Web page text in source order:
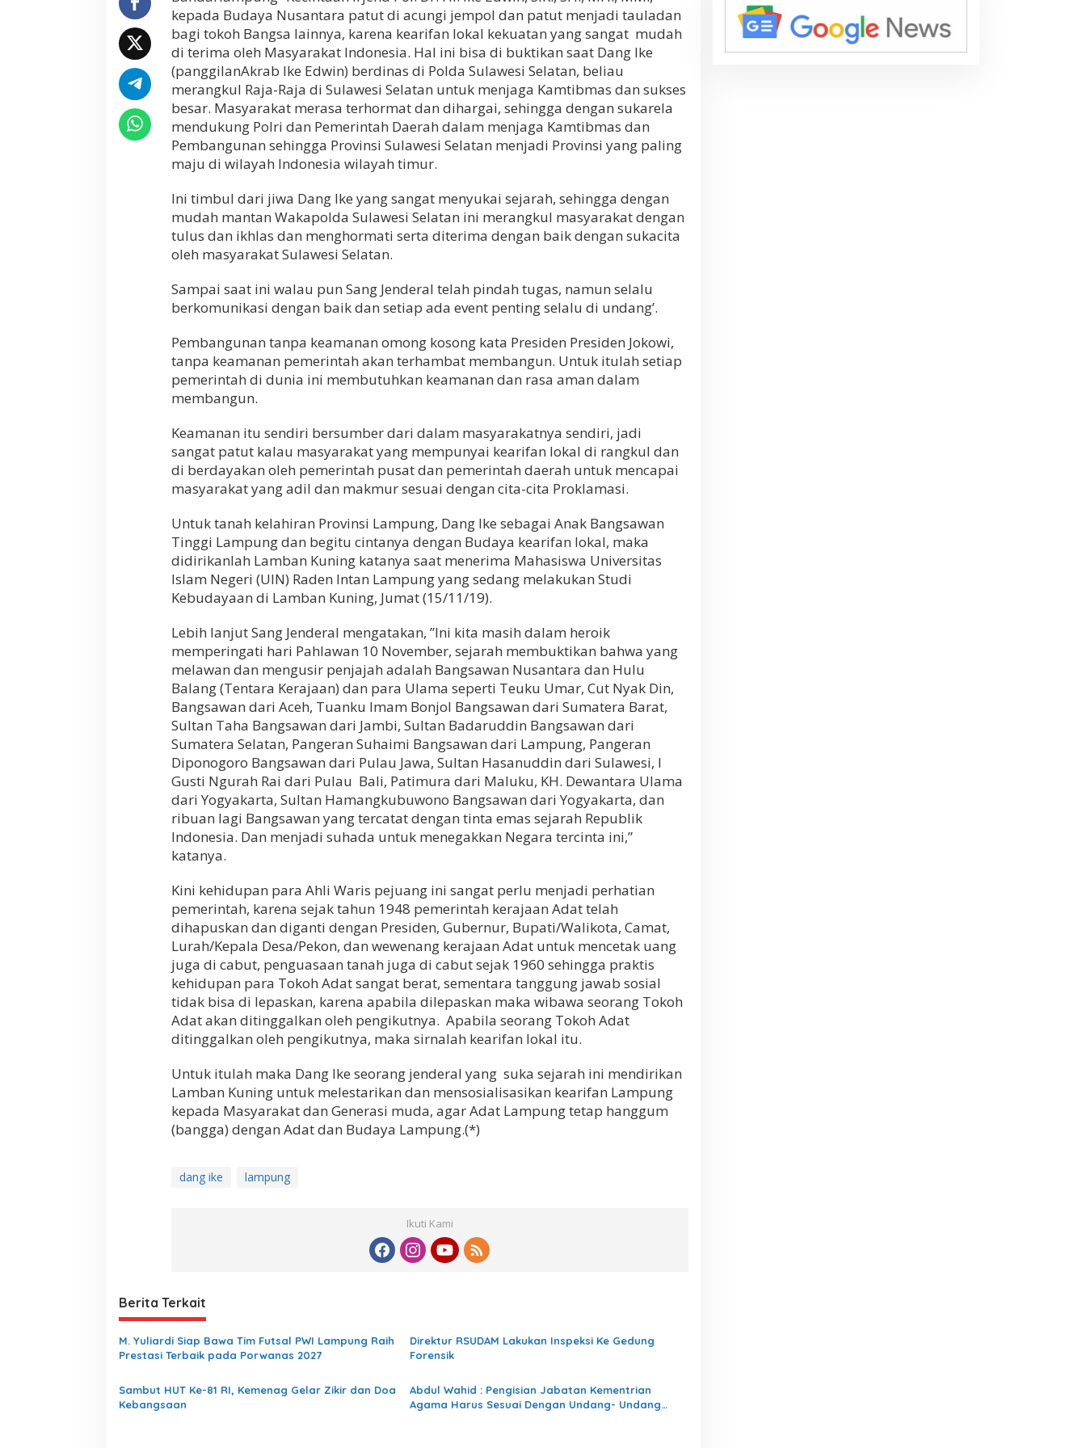
kepada Budaya Nusantara patut di acungi jempol dan patut menjadi tauladan
bagi tokoh Bangsa lainnya, karena kearifan lokal kekuatan yang sangat mudah
di terima oleh Masyarakat Indonesia. Hal ini bisa di buktikan saat Dang Ike
(panggilanAkrab lke Edwin) berdinas di Polda Sulawesi Selatan, beliau
merangkul Raja-Raja di Sulawesi Selatan untuk menjaga Kamtibmas dan sukses
besar. Masyarakat merasa terhormat dan dihargai, sehingga dengan sukarela
mendukung Polri dan Pemerintah Daerah dalam menjaga Kamtibmas dan
Pembangunan sehingga Provinsi Sulawesi Selatan menjadi Provinsi yang paling
maju di wilayah Indonesia wilayah timur.
Ini timbul dari jiwa Dang Ike yang sangat menyukai sejarah, sehingga dengan
mudah mantan Wakapolda Sulawesi Selatan ini merangkul masyarakat dengan
tulus dan ikhlas dan menghormati serta diterima dengan baik dengan sukacita
oleh masyarakat Sulawesi Selatan.
Sampai saat ini walau pun Sang Jenderal telah pindah tugas, namun selalu
berkomunikasi dengan baik dan setiap ada event penting selalu di undang’.
Pembangunan tanpa keamanan omong kosong kata Presiden Presiden Jokowi,
tanpa keamanan pemerintah akan terhambat membangun. Untuk itulah setiap
pemerintah di dunia ini membutuhkan keamanan dan rasa aman dalam
membangun.
Keamanan itu sendiri bersumber dari dalam masyarakatnya sendiri, jadi
sangat patut kalau masyarakat yang mempunyai kearifan lokal di rangkul dan
di berdayakan oleh pemerintah pusat dan pemerintah daerah untuk mencapai
masyarakat yang adil dan makmur sesuai dengan cita-cita Proklamasi.
Untuk tanah kelahiran Provinsi Lampung, Dang Ike sebagai Anak Bangsawan
Tinggi Lampung dan begitu cintanya dengan Budaya kearifan lokal, maka
didirikanlah Lamban Kuning katanya saat menerima Mahasiswa Universitas
lslam Negeri (UIN) Raden Intan Lampung yang sedang melakukan Studi
Kebudayaan di Lamban Kuning, Jumat (15/11/19).
Lebih lanjut Sang Jenderal mengatakan, ”Ini kita masih dalam heroik
memperingati hari Pahlawan 10 November, sejarah membuktikan bahwa yang
melawan dan mengusir penjajah adalah Bangsawan Nusantara dan Hulu
Balang (Tentara Kerajaan) dan para Ulama seperti Teuku Umar, Cut Nyak Din,
Bangsawan dari Aceh, Tuanku lmam Bonjol Bangsawan dari Sumatera Barat,
Sultan Taha Bangsawan dari Jambi, Sultan Badaruddin Bangsawan dari
Sumatera Selatan, Pangeran Suhaimi Bangsawan dari Lampung, Pangeran
Diponogoro Bangsawan dari Pulau Jawa, Sultan Hasanuddin dari Sulawesi, l
Gusti Ngurah Rai dari Pulau Bali, Patimura dari Maluku, KH. Dewantara Ulama
dari Yogyakarta, Sultan Hamangkubuwono Bangsawan dari Yogyakarta, dan
ribuan lagi Bangsawan yang tercatat dengan tinta emas sejarah Republik
Indonesia. Dan menjadi suhada untuk menegakkan Negara tercinta ini,”
katanya.
Kini kehidupan para Ahli Waris pejuang ini sangat perlu menjadi perhatian
pemerintah, karena sejak tahun 1948 pemerintah kerajaan Adat telah
dihapuskan dan diganti dengan Presiden, Gubernur, Bupati/Walikota, Camat,
Lurah/Kepala Desa/Pekon, dan wewenang kerajaan Adat untuk mencetak uang
juga di cabut, penguasaan tanah juga di cabut sejak 1960 sehingga praktis
kehidupan para Tokoh Adat sangat berat, sementara tanggung jawab sosial
tidak bisa di lepaskan, karena apabila dilepaskan maka wibawa seorang Tokoh
Adat akan ditinggalkan oleh pengikutnya. Apabila seorang Tokoh Adat
ditinggalkan oleh pengikutnya, maka sirnalah kearifan lokal itu.
Untuk itulah maka Dang Ike seorang jenderal yang suka sejarah ini mendirikan
Lamban Kuning untuk melestarikan dan mensosialisasikan kearifan Lampung
kepada Masyarakat dan Generasi muda, agar Adat Lampung tetap hanggum
(bangga) dengan Adat dan Budaya Lampung.(*)
dang ike lampung
Ikuti Kami
Berita Terkait
M. Yuliardi Siap Bawa Tim Futsal PWI Lampung Raih
Prestasi Terbaik pada Porwanas 2027
Direktur RSUDAM Lakukan Inspeksi Ke Gedung
Forensik
Sambut HUT Ke-81 RI, Kemenag Gelar Zikir dan Doa
Kebangsaan
Abdul Wahid : Pengisian Jabatan Kementrian
Agama Harus Sesuai Dengan Undang- Undang